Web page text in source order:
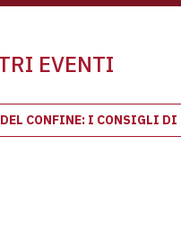
EVENTI
CONFINE: I CONSIGLI